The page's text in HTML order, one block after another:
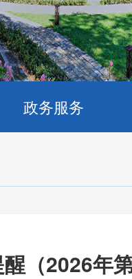
政务服务
（2026年第